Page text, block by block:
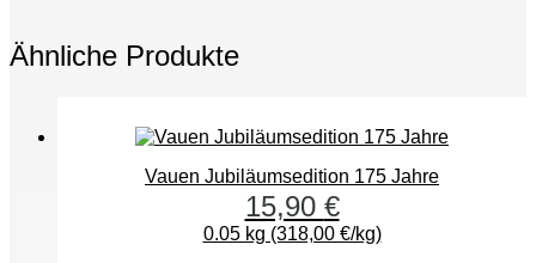
Ähnliche Produkte
Vauen Jubiläumsedition 175 Jahre
15,90 €
0.05 kg (318,00 €/kg)